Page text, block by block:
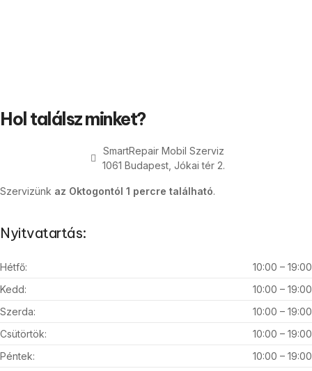
Hol találsz minket?
SmartRepair Mobil Szerviz
1061 Budapest, Jókai tér 2.
Szervizünk az Oktogontól 1 percre található.
Nyitvatartás:
Hétfő:
10:00 – 19:00
Kedd:
10:00 – 19:00
Szerda:
10:00 – 19:00
Csütörtök:
10:00 – 19:00
Péntek:
10:00 – 19:00